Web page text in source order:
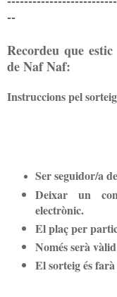
--
Recordeu que
de Naf Naf:
Instruccions pel
Ser seguidor/a
Deixar un
electrònic.
El plaç per
Només serà
El sorteig és